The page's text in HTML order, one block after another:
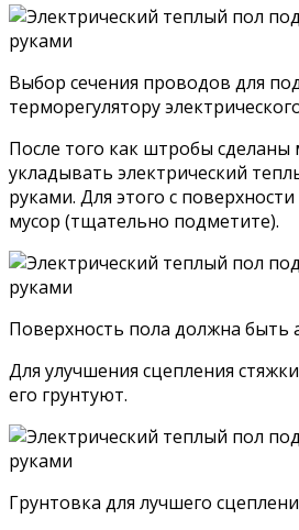
Выбор сечения проводов для
терморегулятору
После того как штробы
укладывать электрический
руками. Для этого с поверхности
мусор (тщательно подметите).
Поверхность пола должна быть
Для улучшения сцепления
его грунтуют.
Грунтовка для лучшего